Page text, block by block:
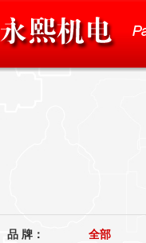
品 牌： 全部